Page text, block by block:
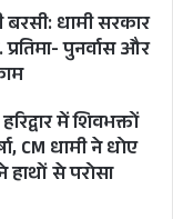
धामी सरकार
पुनर्वास और
में शिवभक्तों
CM धामी ने धोए
से परोसा